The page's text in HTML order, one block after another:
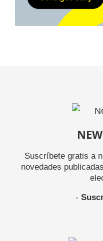
Suscríbete gratis a
novedades
-